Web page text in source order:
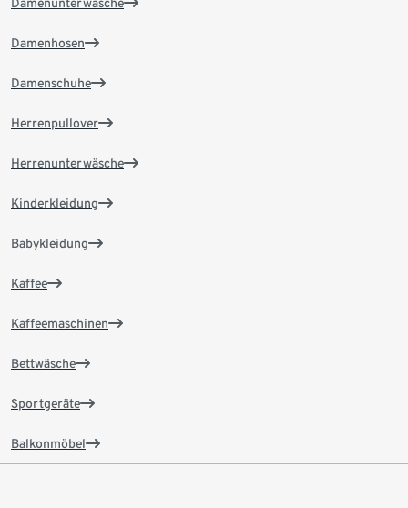
Damenunterwäsche
Damenhosen
Damenschuhe
Herrenpullover
Herrenunterwäsche
Kinderkleidung
Babykleidung
Kaffee
Kaffeemaschinen
Bettwäsche
Sportgeräte
Balkonmöbel